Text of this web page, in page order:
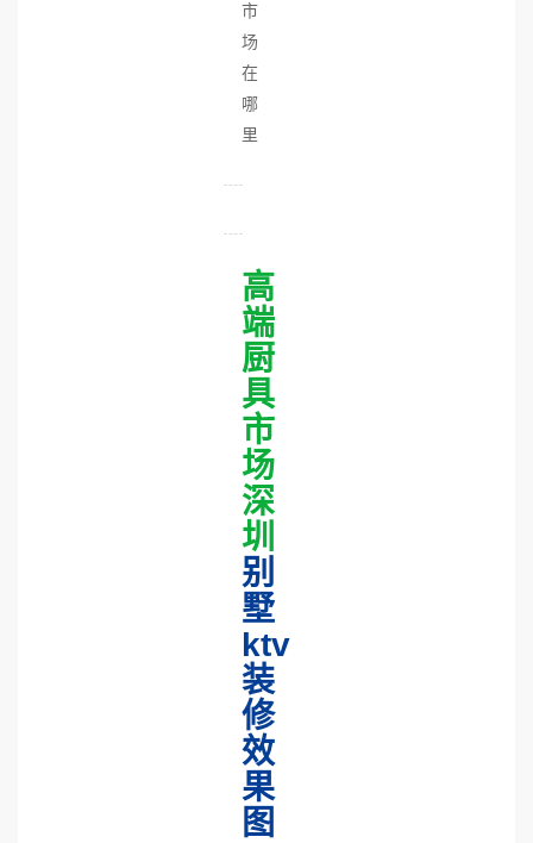
市
场
在
哪
里
高
端
厨
具
市
场
深
圳
别
墅
ktv
装
修
效
果
图